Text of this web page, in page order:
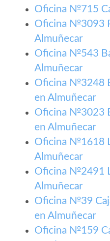
Oficina №715
Oficina №3093
Almuñecar
Oficina №543
Almuñecar
Oficina №3248
en Almuñecar
Oficina №3023
en Almuñecar
Oficina №1618
Almuñecar
Oficina №2491
Almuñecar
Oficina №39
en Almuñecar
Oficina №159